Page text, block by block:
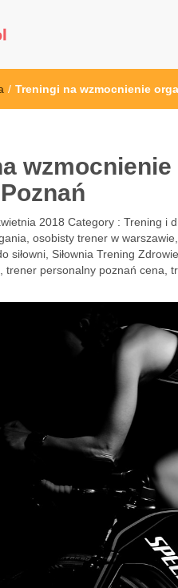
crossfit, rowery, sklep ze
/ Treningi na wzmocnienie
2018 Category : Trening i
osobisty trener w warszawie
siłowni Siłownia Trening Zdrowie
trener personalny poznań cena